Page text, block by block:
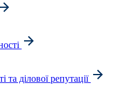
та ділової репутації